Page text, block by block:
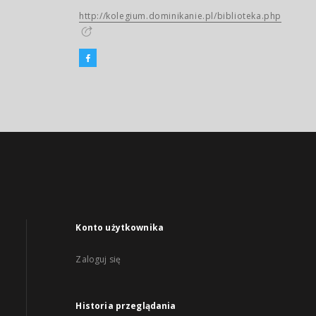
http://kolegium.dominikanie.pl/biblioteka.php
Konto użytkownika
Zaloguj się
Historia przeglądania